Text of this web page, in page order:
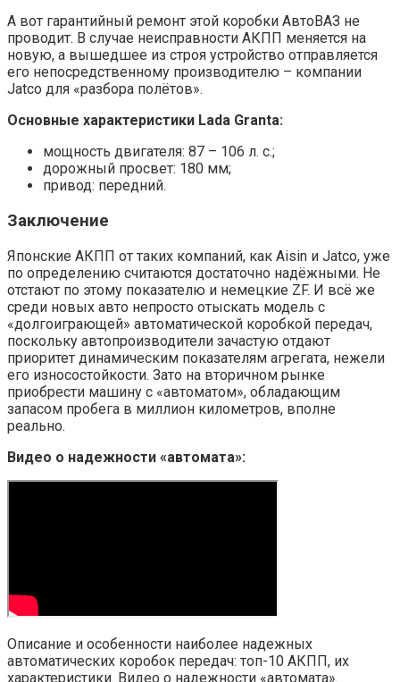
А вот гарантийный ремонт этой коробки АвтоВАЗ не
проводит. В случае неисправности АКПП меняется на
новую, а вышедшее из строя устройство отправляется
его непосредственному производителю – компании
Jatco для «разбора полётов».
Основные характеристики Lada Granta:
мощность двигателя: 87 – 106 л. с.;
дорожный просвет: 180 мм;
привод: передний.
Заключение
Японские АКПП от таких компаний, как Aisin и Jatco, уже
по определению считаются достаточно надёжными. Не
отстают по этому показателю и немецкие ZF. И всё же
среди новых авто непросто отыскать модель с
«долгоиграющей» автоматической коробкой передач,
поскольку автопроизводители зачастую отдают
приоритет динамическим показателям агрегата, нежели
его износостойкости. Зато на вторичном рынке
приобрести машину с «автоматом», обладающим
запасом пробега в миллион километров, вполне
реально.
Видео о надежности «автомата»:
Описание и особенности наиболее надежных
автоматических коробок передач: топ-10 АКПП, их
характеристики. Видео о надежности «автомата».